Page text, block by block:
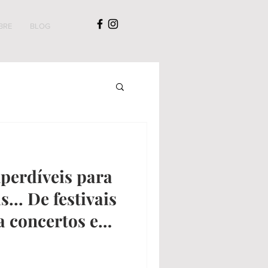
BLOG
para
De festivais
concertos em